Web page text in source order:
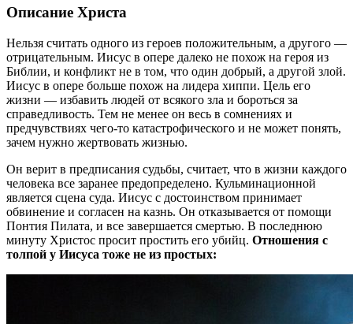
Описание Христа
Нельзя считать одного из героев положительным, а другого —
отрицательным. Иисус в опере далеко не похож на героя из
Библии, и конфликт не в том, что один добрый, а другой злой.
Иисус в опере больше похож на лидера хиппи. Цель его
жизни — избавить людей от всякого зла и бороться за
справедливость. Тем не менее он весь в сомнениях и
предчувствиях чего-то катастрофического и не может понять,
зачем нужно жертвовать жизнью.
Он верит в предписания судьбы, считает, что в жизни каждого
человека все заранее предопределено. Кульминационной
является сцена суда. Иисус с достоинством принимает
обвинение и согласен на казнь. Он отказывается от помощи
Понтия Пилата, и все завершается смертью. В последнюю
минуту Христос просит простить его убийц. Отношения с
толпой у Иисуса тоже не из простых: